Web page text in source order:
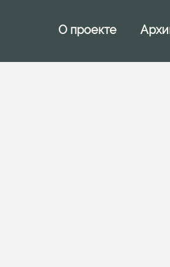
О проекте